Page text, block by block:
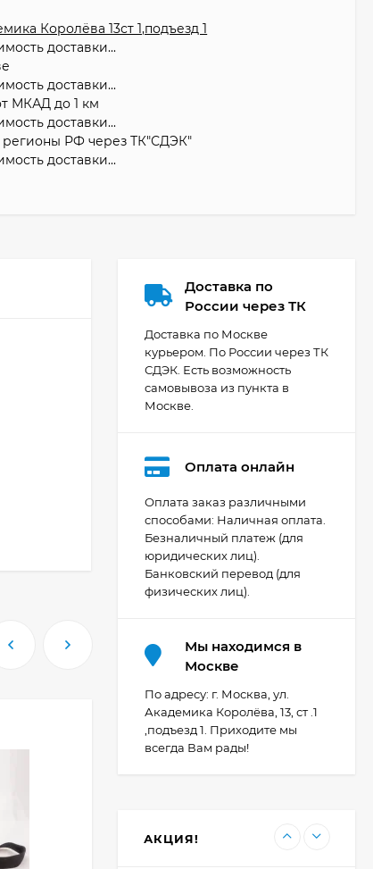
Королёва 13ст 1,подъезд 1
доставки...
доставки...
МКАД до 1 км
доставки...
регионы РФ через ТК"СДЭК"
доставки...
₽
Доставка по
России через ТК
Доставка по Москве
курьером. По России через ТК
СДЭК. Есть возможность
самовывоза из пункта в
Москве.
Оплата онлайн
Оплата заказ различными
способами: Наличная оплата.
Безналичный платеж (для
юридических лиц).
Банковский перевод (для
физических лиц).
Мы находимся в
Москве
По адресу: г. Москва, ул.
Академика Королёва, 13, ст .1
,подъезд 1. Приходите мы
всегда Вам рады!
АКЦИЯ!
Видеокамера Canon
XA70, чёрный
206 404 ₽
Фотоаппарат Canon
PowerShot G7X Mark
III, серебристый
110 835 ₽